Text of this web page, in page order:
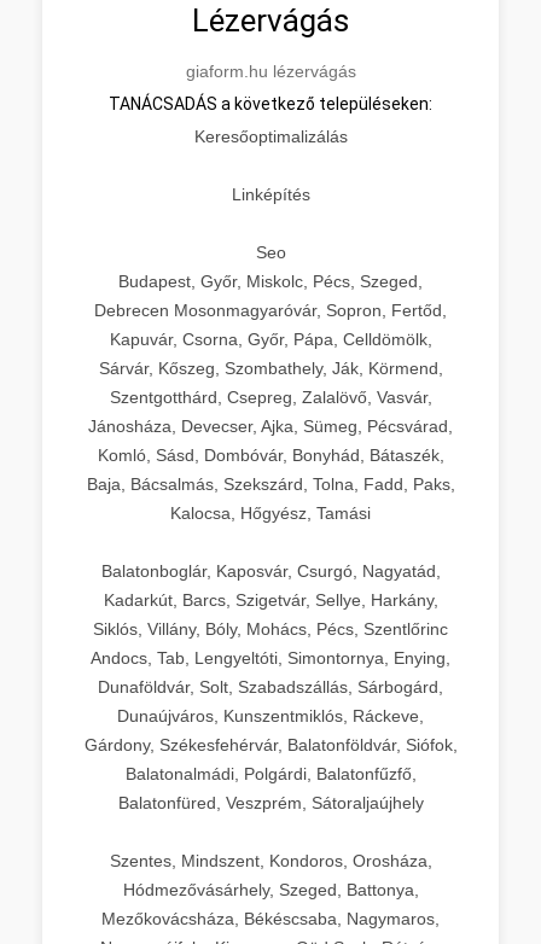
Lézervágás
giaform.hu lézervágás
TANÁCSADÁS a következő településeken:
Keresőoptimalizálás
Linképítés
Seo
Budapest, Győr, Miskolc, Pécs, Szeged,
Debrecen Mosonmagyaróvár, Sopron, Fertőd,
Kapuvár, Csorna, Győr, Pápa, Celldömölk,
Sárvár, Kőszeg, Szombathely, Ják, Körmend,
Szentgotthárd, Csepreg, Zalalövő, Vasvár,
Jánosháza, Devecser, Ajka, Sümeg, Pécsvárad,
Komló, Sásd, Dombóvár, Bonyhád, Bátaszék,
Baja, Bácsalmás, Szekszárd, Tolna, Fadd, Paks,
Kalocsa, Hőgyész, Tamási
Balatonboglár, Kaposvár, Csurgó, Nagyatád,
Kadarkút, Barcs, Szigetvár, Sellye, Harkány,
Siklós, Villány, Bóly, Mohács, Pécs, Szentlőrinc
Andocs, Tab, Lengyeltóti, Simontornya, Enying,
Dunaföldvár, Solt, Szabadszállás, Sárbogárd,
Dunaújváros, Kunszentmiklós, Ráckeve,
Gárdony, Székesfehérvár, Balatonföldvár, Siófok,
Balatonalmádi, Polgárdi, Balatonfűzfő,
Balatonfüred, Veszprém, Sátoraljaújhely
Szentes, Mindszent, Kondoros, Orosháza,
Hódmezővásárhely, Szeged, Battonya,
Mezőkovácsháza, Békéscsaba, Nagymaros,